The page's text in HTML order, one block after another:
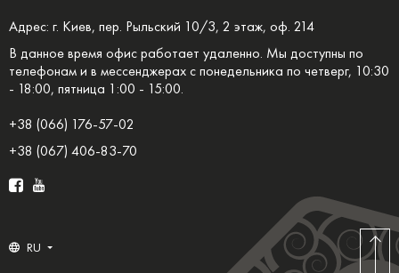
Адрес: г. Киев, пер. Рыльский 10/3, 2 этаж, оф. 214
В данное время офис работает удаленно. Мы доступны по
телефонам и в мессенджерах с понедельника по четверг, 10:30
- 18:00, пятница 1:00 - 15:00.
+38 (066) 176-57-02
+38 (067) 406-83-70
RU